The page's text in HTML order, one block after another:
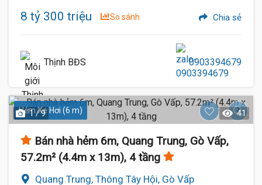
8 tỷ 300 triệu So sánh Chia sẻ
Thịnh BĐS 0903394679
Hẻm Xe Hơi (6 m)
1 / 9 41
Bán nhà hẻm 6m, Quang Trung, Gò Vấp,
57.2m² (4.4m x 13m), 4 tầng
Quang Trung, Thông Tây Hội, Gò Vấp